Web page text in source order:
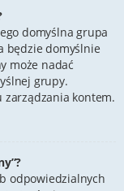
domyślna grupa
będzie domyślnie
może nadać
grupy.
zarządzania kontem.
odpowiedzialnych